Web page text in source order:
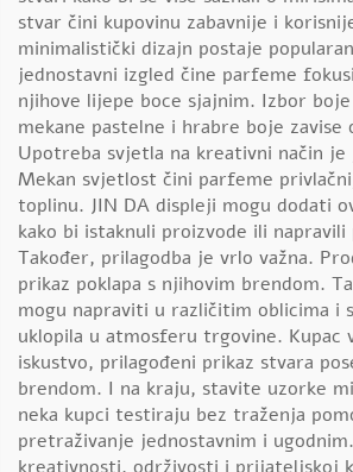
stvar čini kupovinu zabavnije i
minimalistički dizajn postaje
jednostavni izgled čine parfeme
njihove lijepe boce sjajnim. Izbor
mekane pastelne i hrabre boje zavise
Upotreba svjetla na kreativni način
Mekan svjetlost čini parfeme
toplinu. JIN DA displeji mogu dodati
kako bi istaknuli proizvode ili napravili
Također, prilagodba je vrlo važna.
prikaz poklapa s njihovim brendom.
mogu napraviti u različitim oblicima i
uklopila u atmosferu trgovine. Kupac
iskustvo, prilagođeni prikaz stvara
brendom. I na kraju, stavite uzorke
neka kupci testiraju bez traženja
pretraživanje jednostavnim i